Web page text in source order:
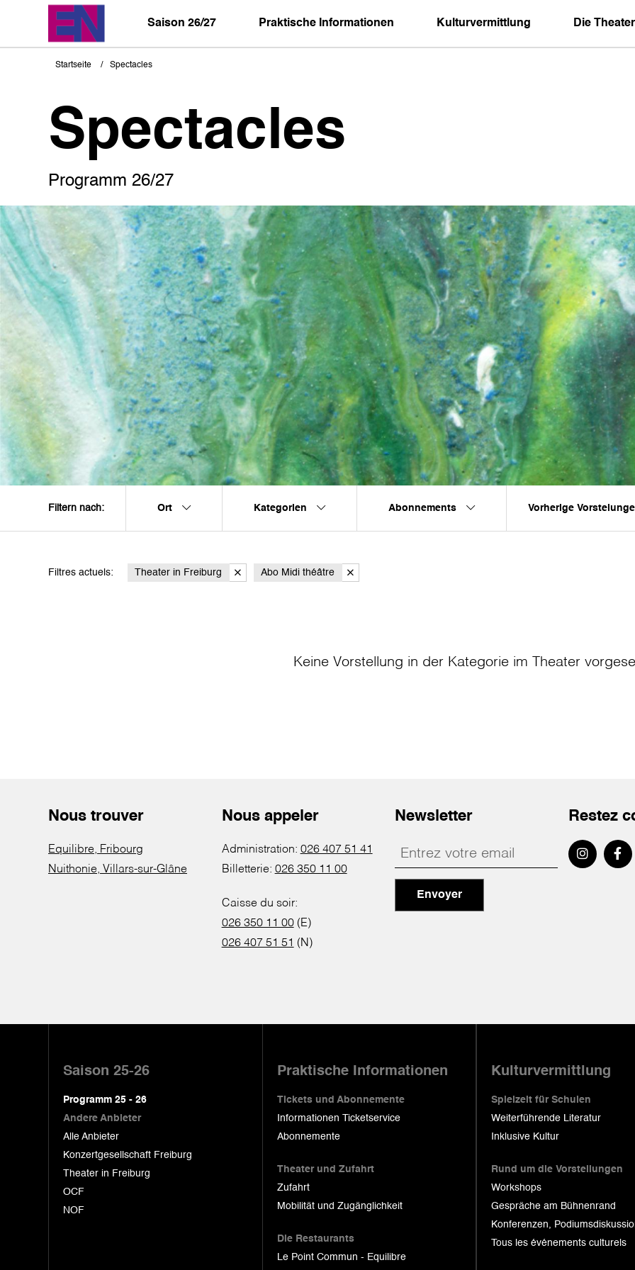
Saison 26/27 Praktische Informationen Kulturvermittlung Die Theater
Pfadnavigation
Startseite Spectacles
Spectacles
Programm 26/27
Filtern nach: Ort Kategorien Abonnements Vorherige
Filtres actuels: Theater in Freiburg Abo Midi théâtre
Keine Vorstellung in der Kategorie im Theater
Nous trouver
Equilibre, Fribourg
Nuithonie, Villars-sur-Glâne
Nous appeler
Administration: 026 407 51 41
Billetterie: 026 350 11 00
Caisse du soir:
026 350 11 00(E)
026 407 51 51 (N)
Newsletter
Envoyer
Restez
Saison 25-26
Programm 25 - 26
Andere Anbieter
Alle Anbieter
Konzertgesellschaft Freiburg
Theater in Freiburg
OCF
NOF
Praktische Informationen
Tickets und Abonnemente
Informationen Ticketservice
Abonnemente
Theater und Zufahrt
Zufahrt
Mobilität und Zugänglichkeit
Die Restaurants
Le Point Commun - Equilibre
Kulturvermittlung
Spielzeit für Schulen
Weiterführende Literatur
Inklusive Kultur
Rund um die Vorstellungen
Workshops
Gespräche am Bühnenrand
Konferenzen,
Tous les événements culturels